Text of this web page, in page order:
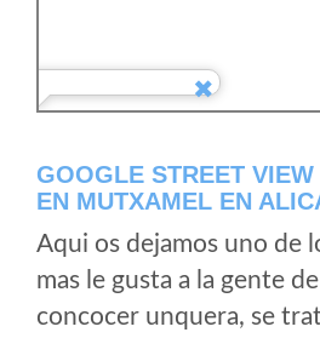
GOOGLE STREET
EN MUTXAMEL EN
Aqui os dejamos uno de
mas le gusta a la gente
concocer unquera, se